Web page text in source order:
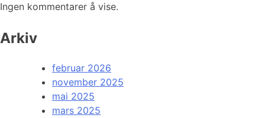
Ingen kommentarer å vise.
Arkiv
februar 2026
november 2025
mai 2025
mars 2025